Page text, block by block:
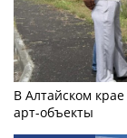
В Алтайском
арт-объекты